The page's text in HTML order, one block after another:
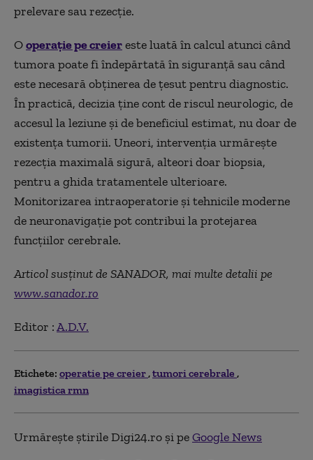
prelevare sau rezecție.
Ooperație pe creiereste luată în calcul atunci când
tumora poate fi îndepărtată în siguranță sau când
este necesară obținerea de țesut pentru diagnostic.
În practică, decizia ține cont de riscul neurologic, de
accesul la leziune și de beneficiul estimat, nu doar de
existența tumorii. Uneori, intervenția urmărește
rezecția maximală sigură, alteori doar biopsia,
pentru a ghida tratamentele ulterioare.
Monitorizarea intraoperatorie și tehnicile moderne
de neuronavigație pot contribui la protejarea
funcțiilor cerebrale.
Articol susținut de SANADOR, mai multe detalii pe
www.sanador.ro
Editor :A.D.V.
Etichete: operatie pe creier tumori cerebrale
imagistica rmn
Urmărește știrile Digi24.ro și peGoogle News